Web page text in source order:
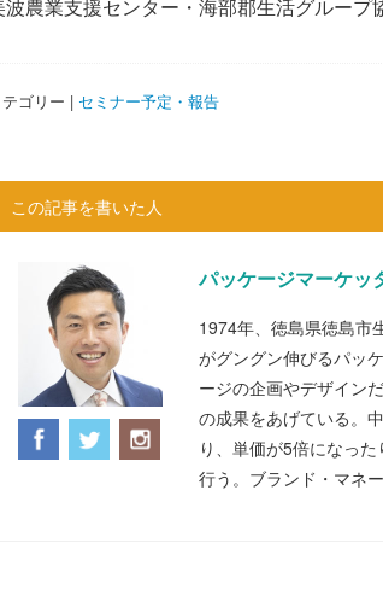
波農業支援センター・海部郡生活グループ
ゴリー | セミナー予定・報告
この記事を書いた人
パッケージマーケッ
1974年、徳島県徳島市
がグングン伸びるパッ
ージの企画やデザイン
の成果をあげている。
り、単価が5倍になっ
行う。ブランド・マネ